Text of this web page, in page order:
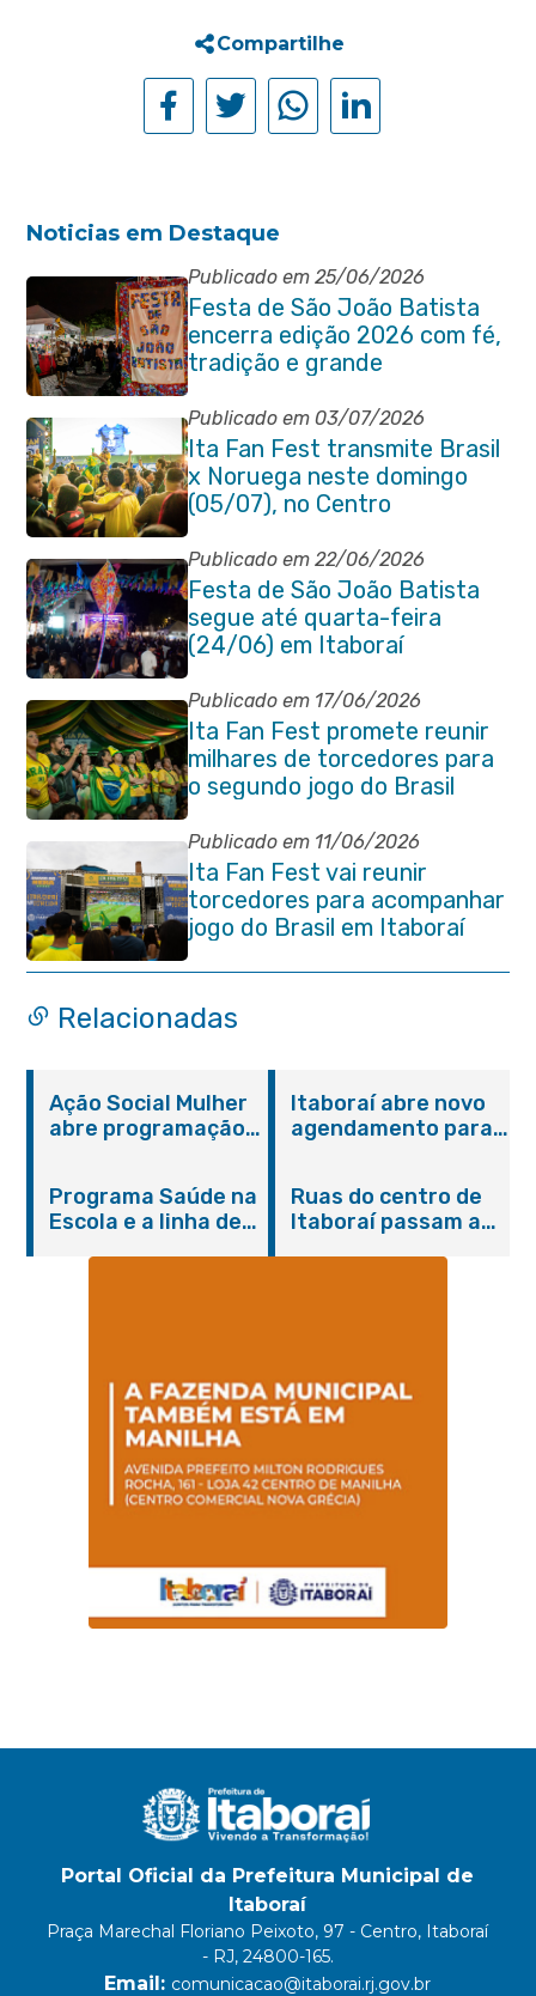
Compartilhe
Noticias em Destaque
Publicado em 25/06/2026
Festa de São João Batista
encerra edição 2026 com fé,
tradição e grande
participação popular
Publicado em 03/07/2026
Ita Fan Fest transmite Brasil
x Noruega neste domingo
(05/07), no Centro
Publicado em 22/06/2026
Festa de São João Batista
segue até quarta-feira
(24/06) em Itaboraí
Publicado em 17/06/2026
Ita Fan Fest promete reunir
milhares de torcedores para
o segundo jogo do Brasil
Publicado em 11/06/2026
Ita Fan Fest vai reunir
torcedores para acompanhar
jogo do Brasil em Itaboraí
Relacionadas
Ação Social Mulher
abre programação
serviços gratuitos e
orientações
Itaboraí abre novo
agendamento para
Programa Saúde na
Escola e a linha de
Magalhães Seabra
Ruas do centro de
Itaboraí passam a
Portal Oficial da Prefeitura Municipal de
Itaboraí
Praça Marechal Floriano Peixoto, 97 - Centro, Itaboraí
- RJ, 24800-165.
Email: comunicacao@itaborai.rj.gov.br